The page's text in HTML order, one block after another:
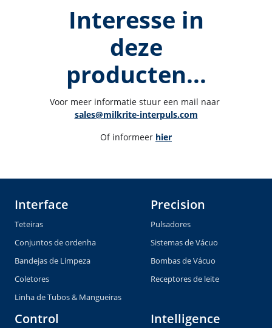
Interesse in
deze
producten...
Voor meer informatie stuur een mail naar
sales@milkrite-interpuls.com
Of informeer hier
Interface
Teteiras
Conjuntos de ordenha
Bandejas de Limpeza
Coletores
Linha de Tubos & Mangueiras
Precision
Pulsadores
Sistemas de Vácuo
Bombas de Vácuo
Receptores de leite
Control Intelligence